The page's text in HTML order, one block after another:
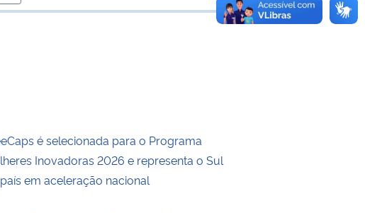
área de transferência
é selecionada para o Programa
Inovadoras 2026 e representa o Sul
em aceleração nacional